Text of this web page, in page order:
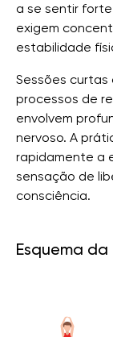
a se sentir
exigem
estabilidade
Sessões curtas
processos de
envolvem
nervoso. A
rapidamente a
sensação de
consciência.
Esquema da